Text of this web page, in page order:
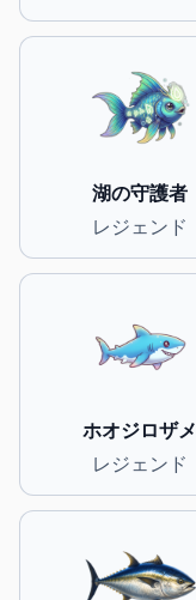
湖の守護者
レジェンド
ホオジロザメ
レジェンド